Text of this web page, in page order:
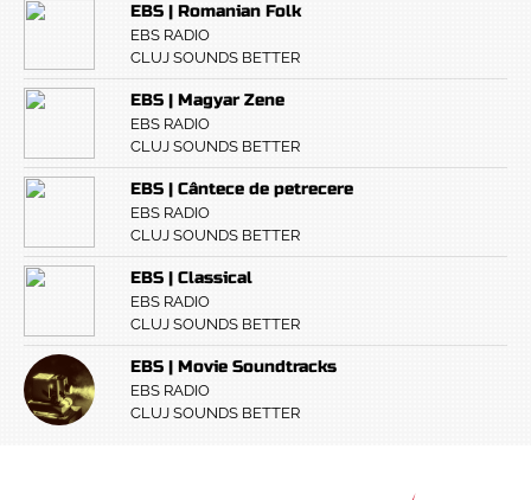
EBS | Romanian Folk
EBS RADIO
CLUJ SOUNDS BETTER
EBS | Magyar Zene
EBS RADIO
CLUJ SOUNDS BETTER
EBS | Cântece de petrecere
EBS RADIO
CLUJ SOUNDS BETTER
EBS | Classical
EBS RADIO
CLUJ SOUNDS BETTER
EBS | Movie Soundtracks
EBS RADIO
CLUJ SOUNDS BETTER